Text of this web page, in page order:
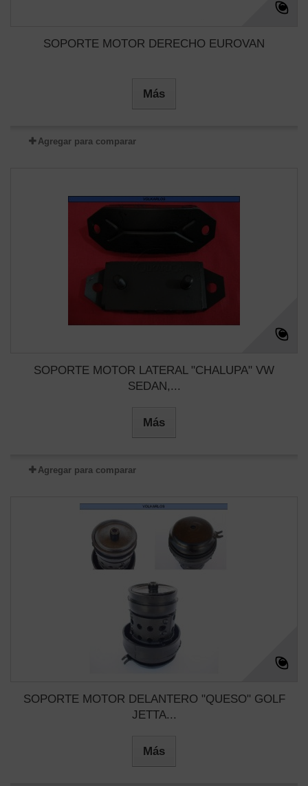
SOPORTE MOTOR DERECHO EUROVAN
Más
Agregar para comparar
SOPORTE MOTOR LATERAL "CHALUPA" VW
SEDAN,...
Más
Agregar para comparar
SOPORTE MOTOR DELANTERO "QUESO" GOLF
JETTA...
Más